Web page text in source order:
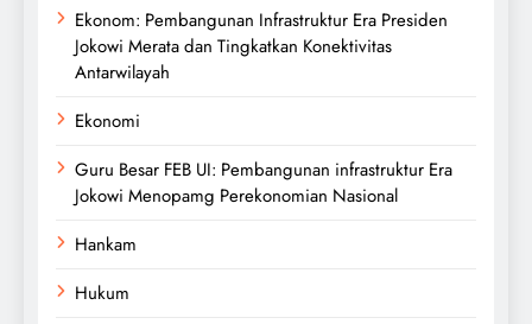
Ekonom: Pembangunan Infrastruktur Era Presiden
Jokowi Merata dan Tingkatkan Konektivitas
Antarwilayah
Ekonomi
Guru Besar FEB UI: Pembangunan infrastruktur Era
Jokowi Menopamg Perekonomian Nasional
Hankam
Hukum